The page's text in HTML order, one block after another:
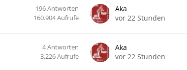
196Antworten
160.904Aufrufe
Aka
vor 22 Stunden
4Antworten
3.226Aufrufe
Aka
vor 22 Stunden